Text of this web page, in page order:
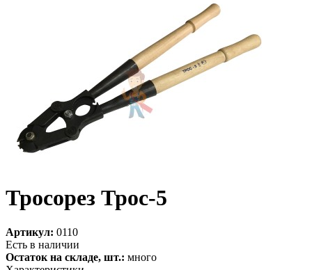
Тросорез Трос-5
Артикул: 0110
Есть в наличии
Остаток на складе, шт.: много